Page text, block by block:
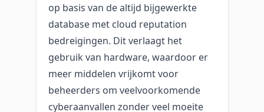
op basis van de altijd bijgewerkte
database met cloud reputation
bedreigingen. Dit verlaagt het
gebruik van hardware, waardoor er
meer middelen vrijkomt voor
beheerders om veelvoorkomende
cyberaanvallen zonder veel moeite